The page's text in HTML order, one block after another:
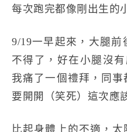
每次跑完都像剛出生的
9/19一早起來，大腿
不得了，好在小腿沒
我痛了一個禮拜，同
要開開（笑死）這次應
比起身體上的不適，